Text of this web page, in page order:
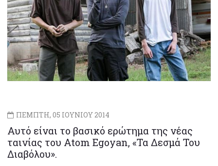
ΠΕΜΠΤΗ, 05 ΙΟΥΝΙΟΥ 2014
Αυτό είναι το βασικό ερώτημα της νέας
ταινίας του Atom Egoyan, «Τα Δεσμά Του
Διαβόλου».